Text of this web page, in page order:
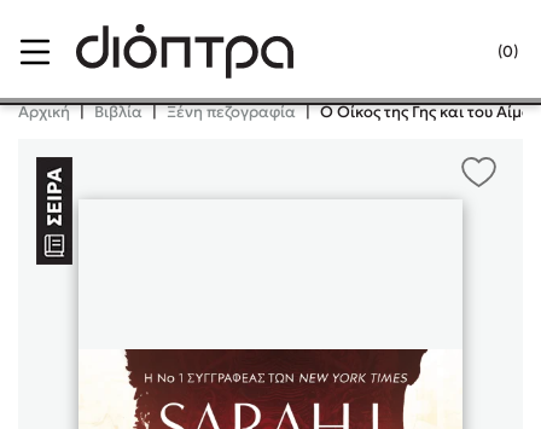
(0)
Κλείσιμο
Δημοφιλή Βιβλία
Αρχική | Βιβλία | Ξένη πεζογραφία | Ο Οίκος της Γης και του